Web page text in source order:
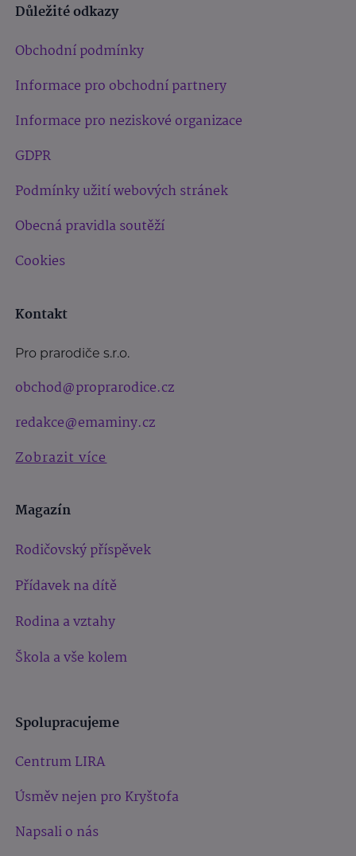
Důležité odkazy
Obchodní podmínky
Informace pro obchodní partnery
Informace pro neziskové organizace
GDPR
Podmínky užití webových stránek
Obecná pravidla soutěží
Cookies
Kontakt
Pro prarodiče s.r.o.
obchod@proprarodice.cz
redakce@emaminy.cz
Zobrazit více
Magazín
Rodičovský příspěvek
Přídavek na dítě
Rodina a vztahy
Škola a vše kolem
Spolupracujeme
Centrum LIRA
Úsměv nejen pro Kryštofa
Napsali o nás